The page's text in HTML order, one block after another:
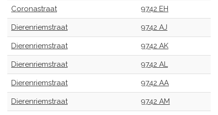
Coronastraat 9742 EH
Dierenriemstraat 9742 AJ
Dierenriemstraat 9742 AK
Dierenriemstraat 9742 AL
Dierenriemstraat 9742 AA
Dierenriemstraat 9742 AM